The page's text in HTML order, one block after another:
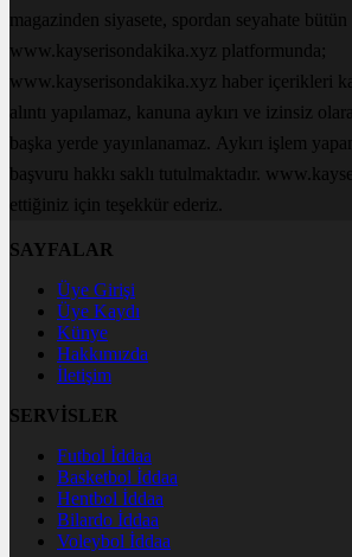
magazinden siyasete, spordan seyahate
www.kayserisondakika.xyz platformunda;
www.kayserisondakika.xyz haber içerikleri
alıntı yapılamaz, kanuna aykırı ve izinsiz
başka yerde yayınlanamaz. Aykırı işlem
başvuru hakkı saklı tutulmaktadır.
ettiğiniz için teşekkür ederiz.
SAYFALAR
Üye Girişi
Üye Kaydı
Künye
Hakkımızda
İletişim
SERVİSLER
Futbol İddaa
Basketbol İddaa
Hentbol İddaa
Bilardo İddaa
Voleybol İddaa